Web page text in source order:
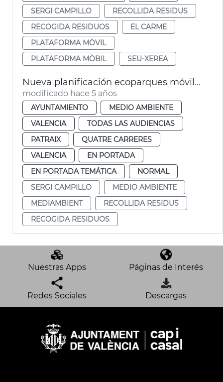
SERGI CAMPILLO
RECOLLIDA RESIDUS
RECOGIDA RESIDUOS
EL CARME
PLATAFORMA MÒVIL
PLATAFORMA MÒBIL
SEU-XEREA
Nueva planificación ecoparques móviles municipales
modificado hace 5 años
AYUNTAMIENTO
MEDIO AMBIENTE
VALENCIA
TODAS LAS AUDIENCIAS
PATRAIX
QUATRE CARRERES
VALENCIA
EN PORTADA
EN PORTADA TEMÁTICA
NORMAL
SERGI CAMPILLO
MEDIO AMBIENTE
MEDIAMBIENT
RECOLLIDA RESIDUS
RECOGIDA RESIDUOS
Nuestras Apps Páginas de Interés
Redes Sociales Descargas